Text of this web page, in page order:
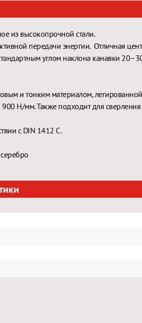
из высокопрочной стали.
передачи энергии. Отличная
углом наклона канавки
и тонким материалом,
Н/мм. Также подходит для
с DIN 1412 C.